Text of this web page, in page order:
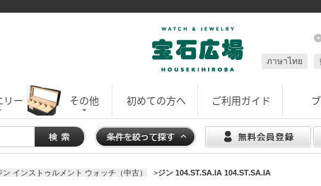
ภาษาไทย
リー その他 初めての方へ ご利用ガイド
ン インストゥルメント ウォッチ（中古） >ジン 104.ST.SA.IA 104.ST.SA.IA